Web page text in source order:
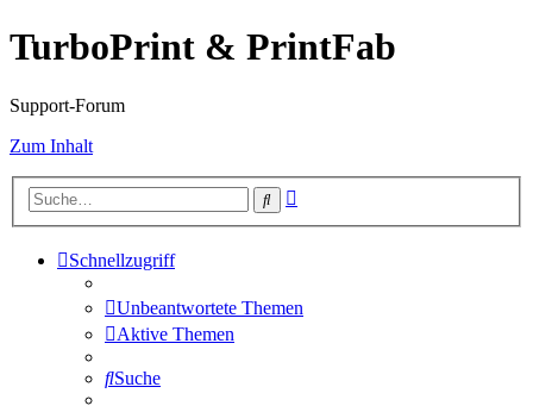
TurboPrint & PrintFab
Support-Forum
Zum Inhalt
Suche
Schnellzugriff
Unbeantwortete Themen
Aktive Themen
Suche